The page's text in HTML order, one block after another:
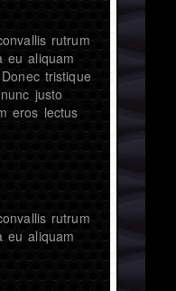
rutrum
eu aliquam
tristique
justo
eros lectus
rutrum
eu aliquam